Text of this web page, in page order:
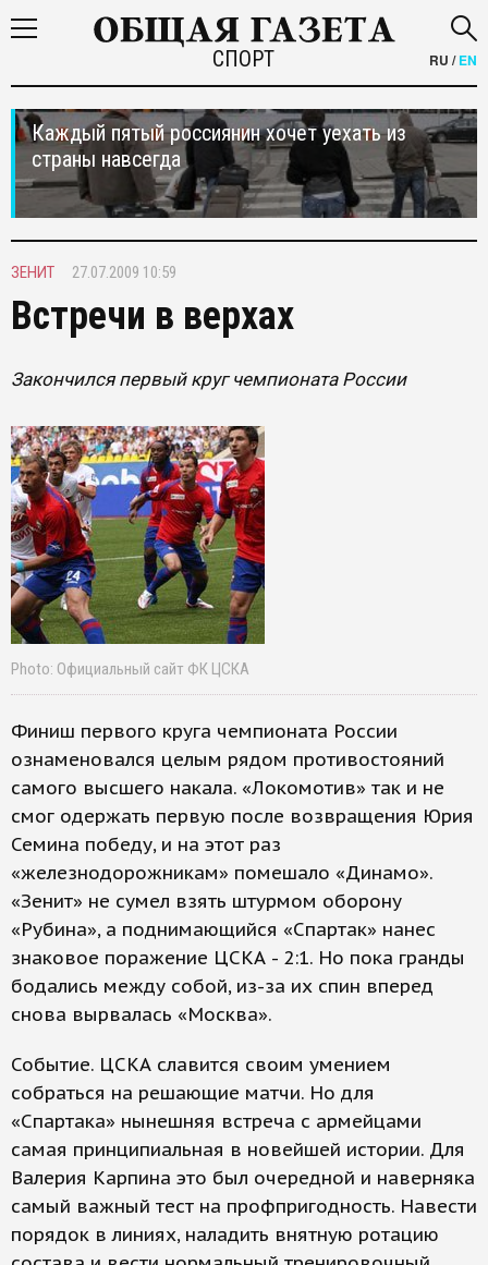
СПОРТ RU /EN
Каждый пятый россиянин хочет уехать из
страны навсегда
ЗЕНИТ 27.07.2009 10:59
Встречи в верхах
Закончился первый круг чемпионата России
Photo: Официальный сайт ФК ЦСКА
Финиш первого круга чемпионата России
ознаменовался целым рядом противостояний
самого высшего накала. «Локомотив» так и не
смог одержать первую после возвращения Юрия
Семина победу, и на этот раз
«железнодорожникам» помешало «Динамо».
«Зенит» не сумел взять штурмом оборону
«Рубина», а поднимающийся «Спартак» нанес
знаковое поражение ЦСКА - 2:1. Но пока гранды
бодались между собой, из-за их спин вперед
снова вырвалась «Москва».
Событие. ЦСКА славится своим умением
собраться на решающие матчи. Но для
«Спартака» нынешняя встреча с армейцами
самая принципиальная в новейшей истории. Для
Валерия Карпина это был очередной и наверняка
самый важный тест на профпригодность. Навести
порядок в линиях, наладить внятную ротацию